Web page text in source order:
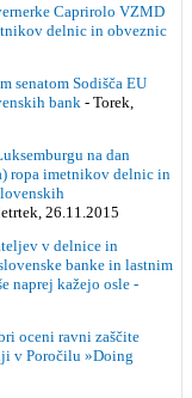
Caprirolo VZMD
delnic in obveznic
senatom Sodišča EU
bank - Torek,
na dan
ropa imetnikov delnic in
26.11.2015
v delnice in
banke in lastnim
naprej kažejo osle -
oceni ravni zaščite
v Poročilu »Doing